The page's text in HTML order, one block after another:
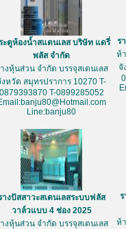
ะตูห้องน้ำสแตนเลส บริษัท แดรี่
พลัส จำกัด
งหุ้นส่วน จำกัด บรรจุสเตนเลส
หวัด สมุทรปราการ 10270 T-
0879393870 T-0899285052
Line:banju80
ร
ห้
จั
างปัสสาวะสเตนเลสระบบฟลัส
วาล์วแบบ 4 ช่อง 2025
งหุ้นส่วน จำกัด บรรจุสเตนเลส
ร
ห้